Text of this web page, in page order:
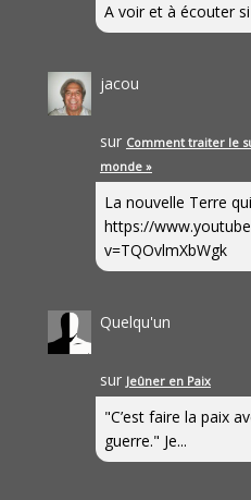
A voir et à écouter
jacou
sur Comment traiter le
monde »
La nouvelle Terre
https://
v=TQOvlmXbWgk
Quelqu'un
sur Jeûner en Paix
"C’est faire la paix
guerre." Je...